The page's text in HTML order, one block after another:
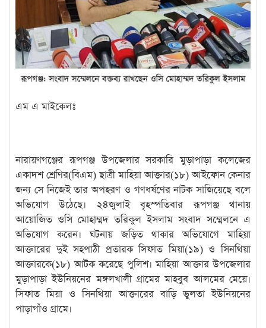
এম এ মাইকেলঃ
নারায়ণগঞ্জের রূপগঞ্জ উপজেলার সরকারি মুড়াপাড়া কলেজের
একাদশ শ্রেণির(বিএম) ছাত্রী মাহিয়া আক্তার(১৮) আইফোন কেনার
জন্য সে নিজেই তার অপহরণ ও গণধর্ষণের নাটক সাজিয়েছে বলে
অভিযোগ উঠেছে। ২৪জুলাই বৃহস্পতিবার রূপগঞ্জ থানায়
আয়োজিত ওসি মোহাম্মদ তরিকুল ইসলাম সংবাদ সম্মেলনে এ
অভিযোগ করেন। ঘটনায় জড়িত থাকার অভিযোগে মাহিয়া
আক্তারের দুই সহপাঠী প্রতারক সিফাত মিয়া(১৯) ও সিনথিয়া
আক্তারকে(১৮) আটক করেছে পুলিশ। মাহিয়া আক্তার উপজেলার
মুড়াপাড়া ইউনিয়নের মঙ্গলখালী গ্রামের মাহবুব আলমের মেয়ে।
সিফাত মিয়া ও সিনথিয়া আক্তারের বাড়ি ভুলতা ইউনিয়নের
পাড়াগাঁও গ্রামে।